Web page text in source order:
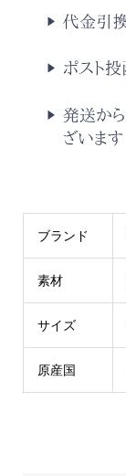
ブランド
素材
サイズ
原産国